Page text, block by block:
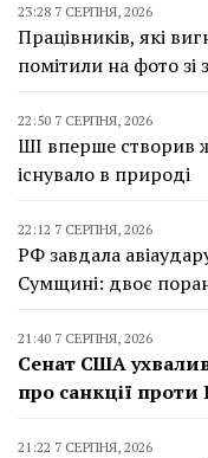
23:28 7 СЕРПНЯ, 2026
Працівників, які
помітили на фото
22:50 7 СЕРПНЯ, 2026
ШІ вперше створив
існувало в природі
22:12 7 СЕРПНЯ, 2026
РФ завдала
Сумщині: двоє
21:40 7 СЕРПНЯ, 2026
Сенат США
про санкції
21:22 7 СЕРПНЯ, 2026